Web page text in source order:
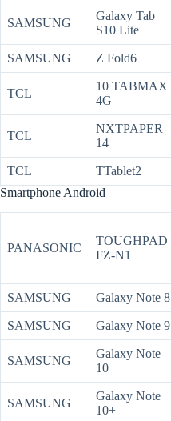
SAMSUNG
Galaxy Tab
S10 Lite
SAMSUNG Z Fold6
TCL
10 TABMAX
4G
TCL
NXTPAPER
14
TCL TTablet2
Smartphone Android
PANASONIC
TOUGHPAD
FZ-N1
SAMSUNG Galaxy Note 8
SAMSUNG Galaxy Note 9
SAMSUNG
Galaxy Note
10
SAMSUNG
Galaxy Note
10+